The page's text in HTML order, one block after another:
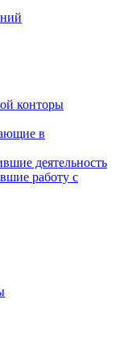
конторы
в
деятельность
работу с